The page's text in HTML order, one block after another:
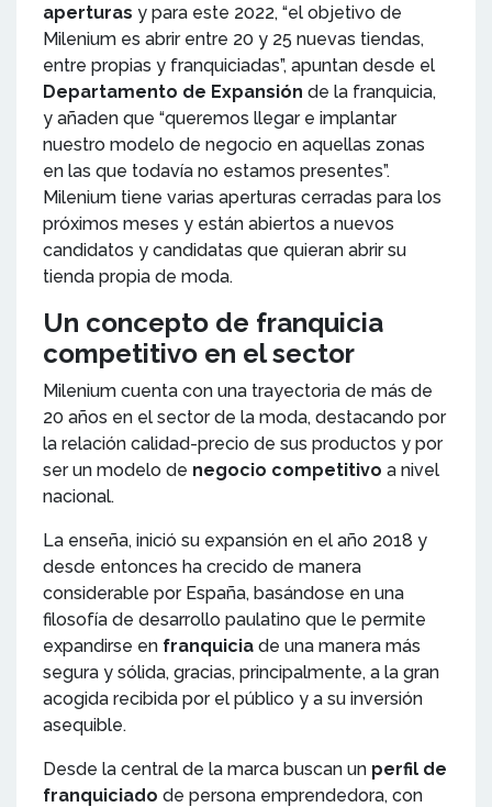
aperturas y para este 2022, “el objetivo de
Milenium es abrir entre 20 y 25 nuevas tiendas,
entre propias y franquiciadas”, apuntan desde el
Departamento de Expansión de la franquicia,
y añaden que “queremos llegar e implantar
nuestro modelo de negocio en aquellas zonas
en las que todavía no estamos presentes”.
Milenium tiene varias aperturas cerradas para los
próximos meses y están abiertos a nuevos
candidatos y candidatas que quieran abrir su
tienda propia de moda.
Un concepto de franquicia
competitivo en el sector
Milenium cuenta con una trayectoria de más de
20 años en el sector de la moda, destacando por
la relación calidad-precio de sus productos y por
ser un modelo de negocio competitivo a nivel
nacional.
La enseña, inició su expansión en el año 2018 y
desde entonces ha crecido de manera
considerable por España, basándose en una
filosofía de desarrollo paulatino que le permite
expandirse en franquicia de una manera más
segura y sólida, gracias, principalmente, a la gran
acogida recibida por el público y a su inversión
asequible.
Desde la central de la marca buscan un perfil de
franquiciado de persona emprendedora, con